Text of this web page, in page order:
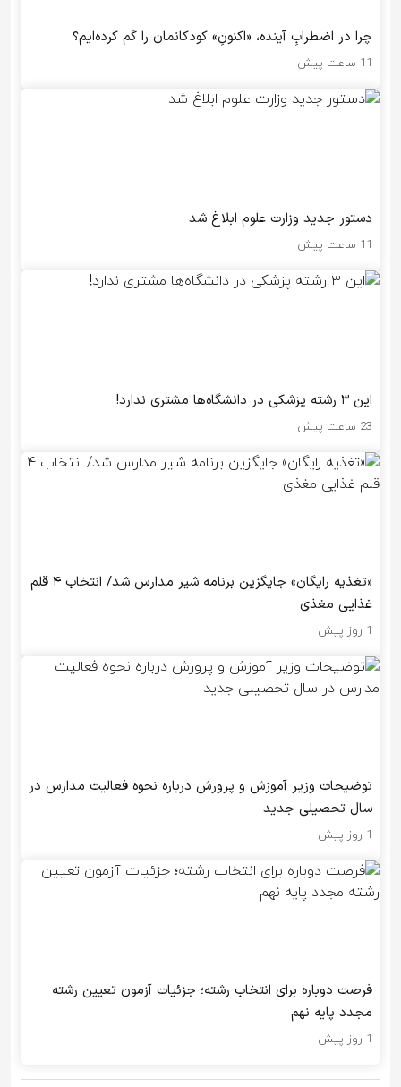
چرا در اضطرابِ آینده، «اکنونِ» کودکانمان را گم کرده‌ایم؟
11 ساعت پیش
دستور جدید وزارت علوم ابلاغ شد
11 ساعت پیش
این ۳ رشته پزشکی در دانشگاه‌ها مشتری ندارد!
23 ساعت پیش
«تغذیه رایگان» جایگزین برنامه شیر مدارس شد/ انتخاب ۴ قلم
غذایی مغذی
1 روز پیش
توضیحات وزیر آموزش و پرورش درباره نحوه فعالیت مدارس در
سال تحصیلی جدید
1 روز پیش
فرصت دوباره برای انتخاب رشته؛ جزئیات آزمون تعیین رشته
مجدد پایه نهم
1 روز پیش